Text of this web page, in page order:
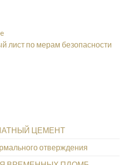
лист по мерам безопасности
ЦЕМЕНТ
отверждения